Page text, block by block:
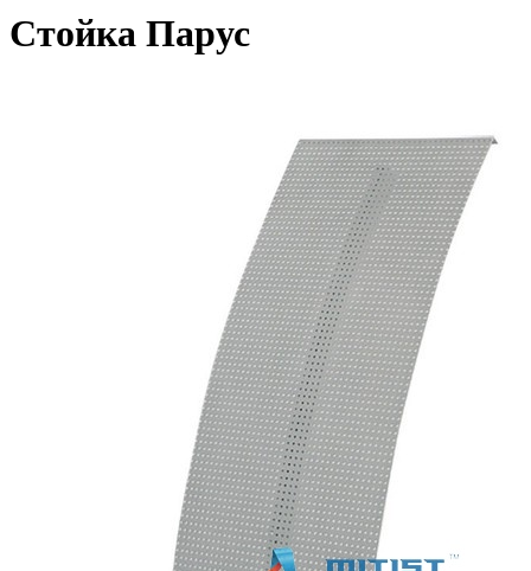
Стойка Парус